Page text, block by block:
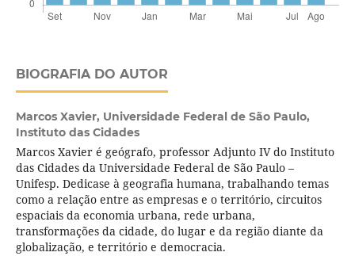
BIOGRAFIA DO AUTOR
Marcos Xavier, Universidade Federal de São Paulo,
Instituto das Cidades
Marcos Xavier é geógrafo, professor Adjunto IV do Instituto
das Cidades da Universidade Federal de São Paulo –
Unifesp. Dedicase à geografia humana, trabalhando temas
como a relação entre as empresas e o território, circuitos
espaciais da economia urbana, rede urbana,
transformações da cidade, do lugar e da região diante da
globalização, e território e democracia.